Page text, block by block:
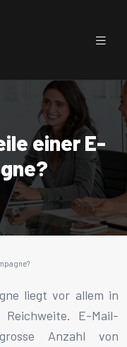
einer E-
liegt vor allem in
E-Mail-
Anzahl von